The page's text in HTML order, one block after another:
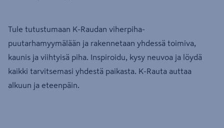
Tule tutustumaan K-Raudan viherpiha-
puutarhamyymälään ja rakennetaan yhdessä toimiva,
kaunis ja viihtyisä piha. Inspiroidu, kysy neuvoa ja löydä
kaikki tarvitsemasi yhdestä paikasta. K-Rauta auttaa
alkuun ja eteenpäin.